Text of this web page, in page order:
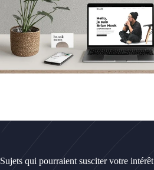
Sujets qui pourraient susciter votre intérêt